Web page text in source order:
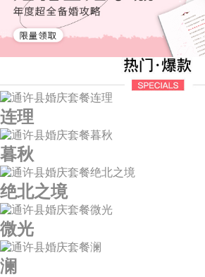
连理
暮秋
绝北之境
微光
澜